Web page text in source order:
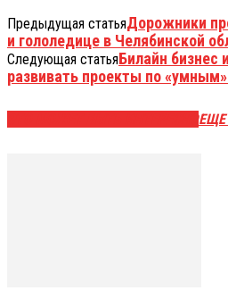
Предыдущая статьяДорожники
и гололедице в Челябинской
Следующая статьяБилайн бизнес
развивать проекты по
ЕЩЕ